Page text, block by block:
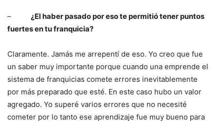
– ¿El haber pasado por eso te permitió tener puntos
fuertes en tu franquicia?
Claramente. Jamás me arrepentí de eso. Yo creo que fue
un saber muy importante porque cuando una emprende el
sistema de franquicias comete errores inevitablemente
por más preparado que esté. En este caso hubo un valor
agregado. Yo superé varios errores que no necesité
cometer por lo tanto ese aprendizaje fue muy bueno para